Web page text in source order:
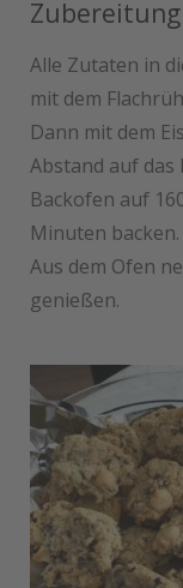
Zubereitung
Alle Zutaten in
mit dem
Dann mit dem
Abstand auf das
Backofen auf
Minuten backen.
Aus dem Ofen
genießen.